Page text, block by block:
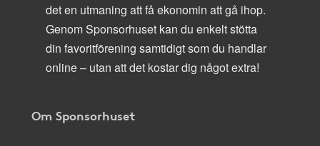
det en utmaning att få ekonomin att gå ihop.
Genom Sponsorhuset kan du enkelt stötta
din favoritförening samtidigt som du handlar
online – utan att det kostar dig något extra!
Om Sponsorhuset